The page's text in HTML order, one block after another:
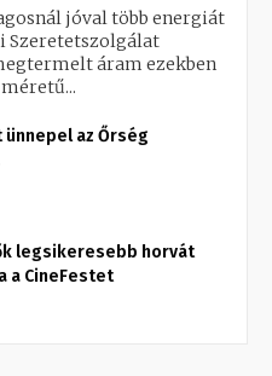
jóval több energiát
Szeretetszolgálat
áram ezekben
ünnepel az Őrség
legsikeresebb horvát
a CineFestet